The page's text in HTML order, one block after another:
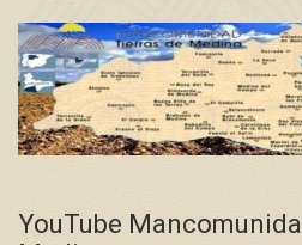
YouTube